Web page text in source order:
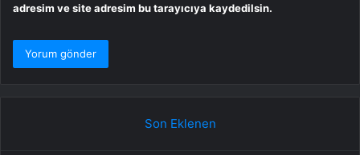
adresim ve site adresim bu tarayıcıya kaydedilsin.
Son Eklenen